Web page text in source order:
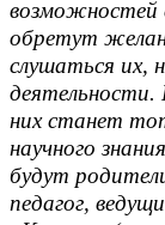
возможностей
обретут
слушаться их,
них станет
научного
будут
педагог,